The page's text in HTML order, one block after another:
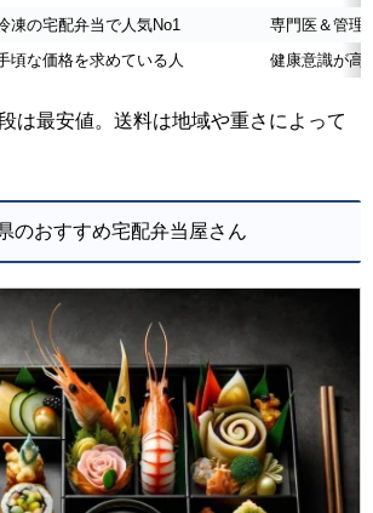
凍の宅配弁当で人気No1
専門医＆管理
頃な価格を求めている人 健康意識が高
は最安値。送料は地域や重さによって
のおすすめ宅配弁当屋さん